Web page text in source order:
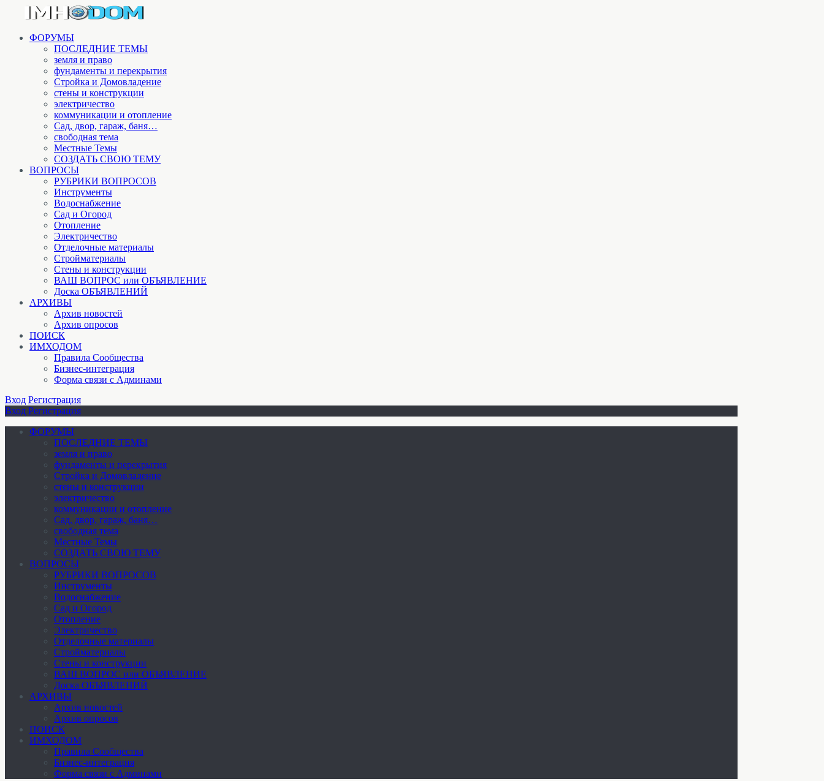
ФОРУМЫ
ПОСЛЕДНИЕ ТЕМЫ
земля и право
фундаменты и перекрытия
Стройка и Домовладение
стены и конструкции
электричество
коммуникации и отопление
Cад, двор, гараж, баня…
свободная тема
Местные Темы
СОЗДАТЬ СВОЮ ТЕМУ
ВОПРОСЫ
РУБРИКИ ВОПРОСОВ
Инструменты
Водоснабжение
Сад и Огород
Отопление
Электричество
Отделочные материалы
Стройматериалы
Стены и конструкции
ВАШ ВОПРОС или ОБЪЯВЛЕНИЕ
Доска ОБЪЯВЛЕНИЙ
АРХИВЫ
Архив новостей
Архив опросов
ПОИСК
ИМХОДОМ
Правила Сообщества
Бизнес-интеграция
Форма связи с Админами
Вход Регистрация
Вход Регистрация
ФОРУМЫ
ПОСЛЕДНИЕ ТЕМЫ
земля и право
фундаменты и перекрытия
Стройка и Домовладение
стены и конструкции
электричество
коммуникации и отопление
Cад, двор, гараж, баня…
свободная тема
Местные Темы
СОЗДАТЬ СВОЮ ТЕМУ
ВОПРОСЫ
РУБРИКИ ВОПРОСОВ
Инструменты
Водоснабжение
Сад и Огород
Отопление
Электричество
Отделочные материалы
Стройматериалы
Стены и конструкции
ВАШ ВОПРОС или ОБЪЯВЛЕНИЕ
Доска ОБЪЯВЛЕНИЙ
АРХИВЫ
Архив новостей
Архив опросов
ПОИСК
ИМХОДОМ
Правила Сообщества
Бизнес-интеграция
Форма связи с Админами